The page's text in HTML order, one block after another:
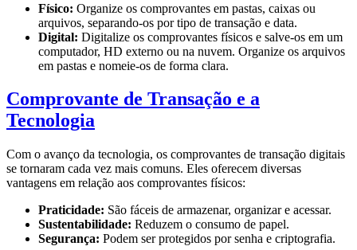
Físico: Organize os comprovantes em pastas, caixas ou
arquivos, separando-os por tipo de transação e data.
Digital: Digitalize os comprovantes físicos e salve-os em um
computador, HD externo ou na nuvem. Organize os arquivos
em pastas e nomeie-os de forma clara.
Comprovante de Transação e a
Tecnologia
Com o avanço da tecnologia, os comprovantes de transação digitais
se tornaram cada vez mais comuns. Eles oferecem diversas
vantagens em relação aos comprovantes físicos:
Praticidade: São fáceis de armazenar, organizar e acessar.
Sustentabilidade: Reduzem o consumo de papel.
Segurança: Podem ser protegidos por senha e criptografia.